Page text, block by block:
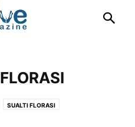
SUALTI FLORASI